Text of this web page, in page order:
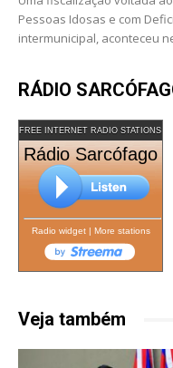
Pessoas Idosas e com
intermunicipal, aconteceu
RÁDIO
FREE INTERNET RADIO STATIONS
Rádio Sarcófago
Radio widget| More stations
Veja também